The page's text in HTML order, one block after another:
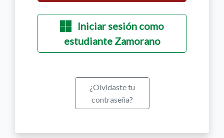
Iniciar sesión como
estudiante Zamorano
¿Olvidaste tu
contraseña?